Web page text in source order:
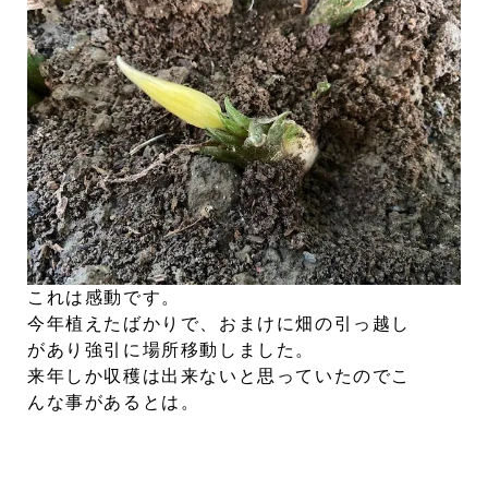
これは感動です。
今年植えたばかりで、おまけに畑の引っ越し
があり強引に場所移動しました。
来年しか収穫は出来ないと思っていたのでこ
んな事があるとは。